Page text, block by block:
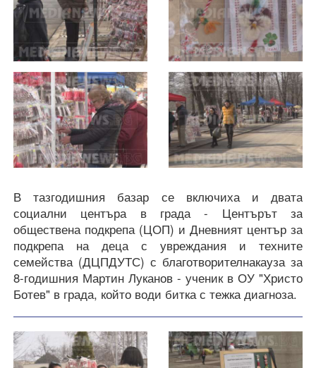
В тазгодишния базар се включиха и двата
социални центъра в града - Центърът за
обществена подкрепа (ЦОП) и Дневният център за
подкрепа на деца с увреждания и техните
семейства (ДЦПДУТС) с благотворителнакауза за
8-годишния Мартин Луканов - ученик в ОУ "Христо
Ботев" в града, който води битка с тежка диагноза.